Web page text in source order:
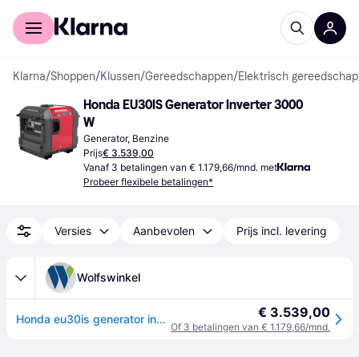
Voor shoppers
Klarna/Shoppen/Klussen/Gereedschappen/Elektrisch gereedschap
Honda EU30IS Generator Inverter 3000
W
Generator, Benzine
Prijs€ 3.539,00
Vanaf 3 betalingen van € 1.179,66/mnd. met
Probeer flexibele betalingen*
Versies Aanbevolen Prijs incl. levering
Wolfswinkel
Honda eu30is generator inverter 3000 w € 3.539,00
Of 3 betalingen van € 1.179,66/mnd.